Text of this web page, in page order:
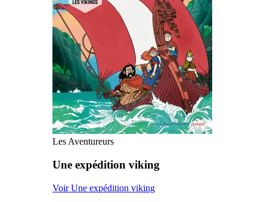
Les Aventureurs
Une expédition viking
Voir Une expédition viking